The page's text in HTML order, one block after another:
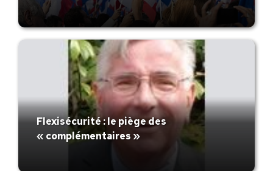
Flexisécurité : le piège des
« complémentaires »